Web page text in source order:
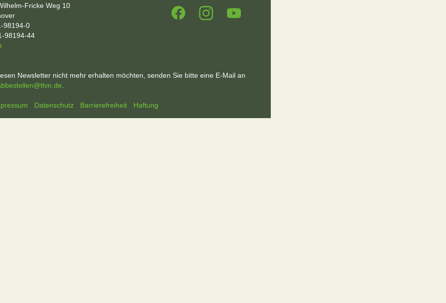
Fricke Weg 10
98194-0
98194-44
Newsletter nicht mehr erhalten möchten, senden Sie bitte eine E-Mail an
· Datenschutz · Barrierefreiheit · Haftung